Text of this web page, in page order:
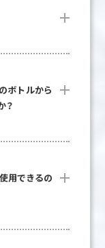
ボトルから
？
用できるの